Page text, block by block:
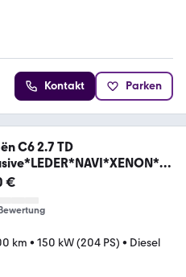
Kontakt Parken
C6 2.7 TD
€
km • 150 kW (204 PS) • Diesel